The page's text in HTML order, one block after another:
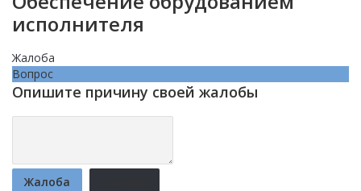
исполнителя
Жалоба
Вопрос
Опишите причину своей жалобы
Жалоба